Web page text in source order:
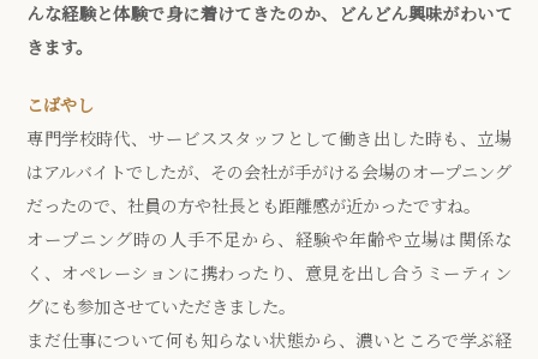
んな経験と体験で身に着けてきたのか、どんどん興味がわいて
きます。
こばやし
専門学校時代、サービススタッフとして働き出した時も、立場
はアルバイトでしたが、その会社が手がける会場のオープニング
だったので、社員の方や社長とも距離感が近かったですね。
オープニング時の人手不足から、経験や年齢や立場は関係な
く、オペレーションに携わったり、意見を出し合うミーティン
グにも参加させていただきました。
まだ仕事について何も知らない状態から、濃いところで学ぶ経